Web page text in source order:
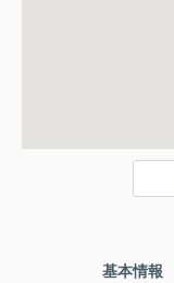
基本情報